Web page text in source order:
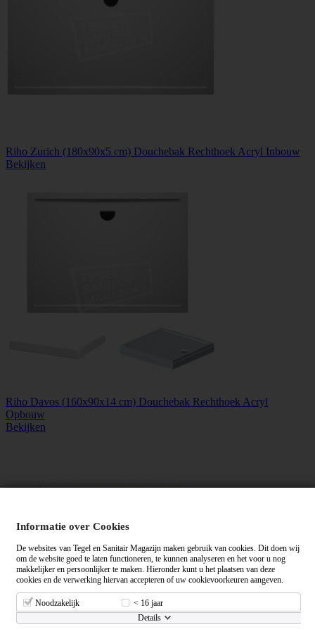
Riho Zurich (180x90x5 cm) Douchebak Rechthoek Acryl Inbouw
Bekijken
Riho Davos (160x90x14 cm) Douchebak Rechthoek Acryl
Opbouw
Bekijken
Informatie over Cookies
De websites van Tegel en Sanitair Magazijn maken gebruik van cookies. Dit doen wij
om de website goed te laten functioneren, te kunnen analyseren en het voor u nog
makkelijker en persoonlijker te maken. Hieronder kunt u het plaatsen van deze
cookies en de verwerking hiervan accepteren of uw cookievoorkeuren aangeven.
Noodzakelijk
< 16 jaar
Details